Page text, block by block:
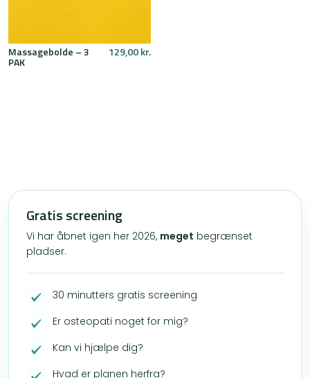
Massagebolde – 3
PAK
129,00kr.
Gratis screening
Vi har åbnet igen her 2026, meget begrænset
pladser.
30 minutters gratis screening
Er osteopati noget for mig?
Kan vi hjælpe dig?
Hvad er planen herfra?